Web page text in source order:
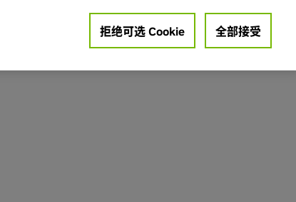
拒绝可选 Cookie 全部接受